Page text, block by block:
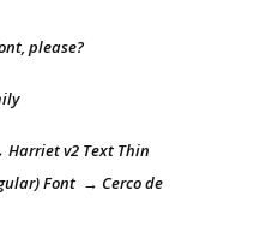
please?
Harriet v2 Text Thin
Font → Cerco de